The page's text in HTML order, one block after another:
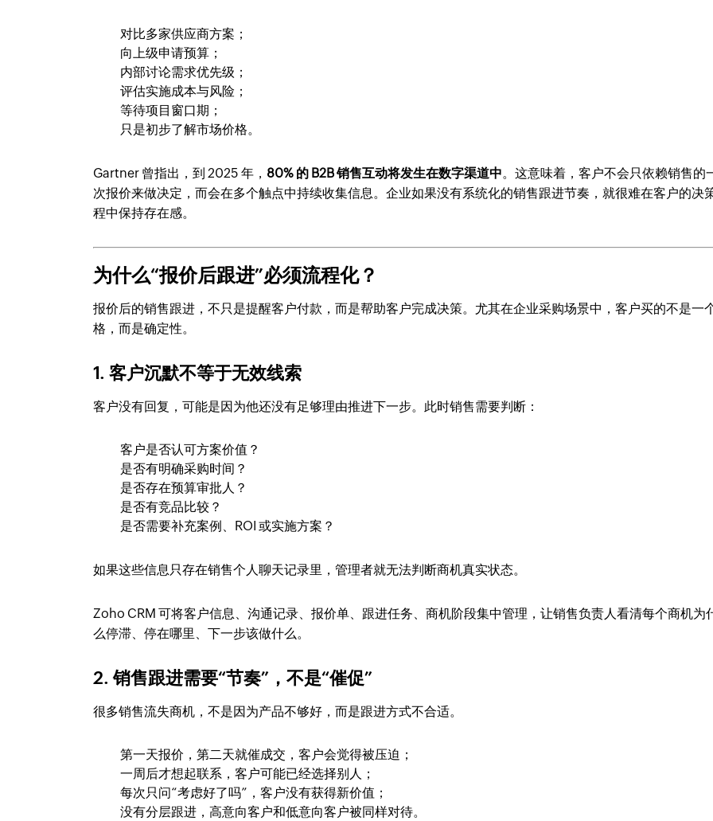
对比多家供应商方案；
向上级申请预算；
内部讨论需求优先级；
评估实施成本与风险；
等待项目窗口期；
只是初步了解市场价格。
Gartner 曾指出，到 2025 年， 80% 的 B2B 销售互动将发生在数字渠道中。这意味着，客户不会只依赖销售的
次报价来做决定，而会在多个触点中持续收集信息。企业如果没有系统化的销售跟进节奏，就很难在客户的决
程中保持存在感。
为什么“报价后跟进”必须流程化？
报价后的销售跟进，不只是提醒客户付款，而是帮助客户完成决策。尤其在企业采购场景中，客户买的不是一
格，而是确定性。
1. 客户沉默不等于无效线索
客户没有回复，可能是因为他还没有足够理由推进下一步。此时销售需要判断：
客户是否认可方案价值？
是否有明确采购时间？
是否存在预算审批人？
是否有竞品比较？
是否需要补充案例、ROI 或实施方案？
如果这些信息只存在销售个人聊天记录里，管理者就无法判断商机真实状态。
Zoho CRM 可将客户信息、沟通记录、报价单、跟进任务、商机阶段集中管理，让销售负责人看清每个商机为
么停滞、停在哪里、下一步该做什么。
2. 销售跟进需要“节奏”，不是“催促”
很多销售流失商机，不是因为产品不够好，而是跟进方式不合适。
第一天报价，第二天就催成交，客户会觉得被压迫；
一周后才想起联系，客户可能已经选择别人；
每次只问“考虑好了吗”，客户没有获得新价值；
没有分层跟进，高意向客户和低意向客户被同样对待。